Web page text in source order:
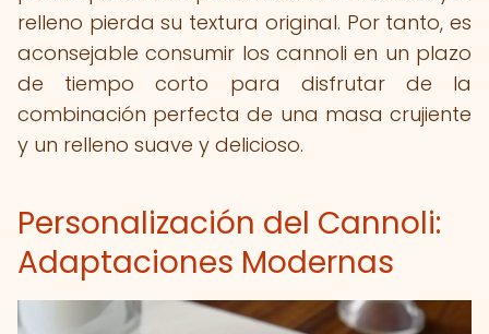
relleno pierda su textura original. Por tanto, es
aconsejable consumir los cannoli en un plazo
de tiempo corto para disfrutar de la
combinación perfecta de una masa crujiente
y un relleno suave y delicioso.
Personalización del Cannoli:
Adaptaciones Modernas